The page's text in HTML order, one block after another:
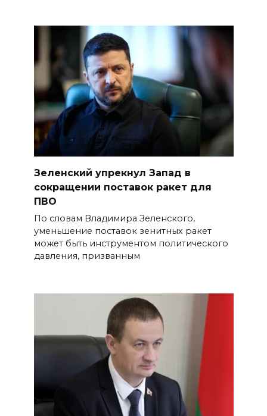
Зеленский упрекнул Запад в
сокращении поставок ракет для
ПВО
По словам Владимира Зеленского,
уменьшение поставок зенитных ракет
может быть инструментом политического
давления, призванным